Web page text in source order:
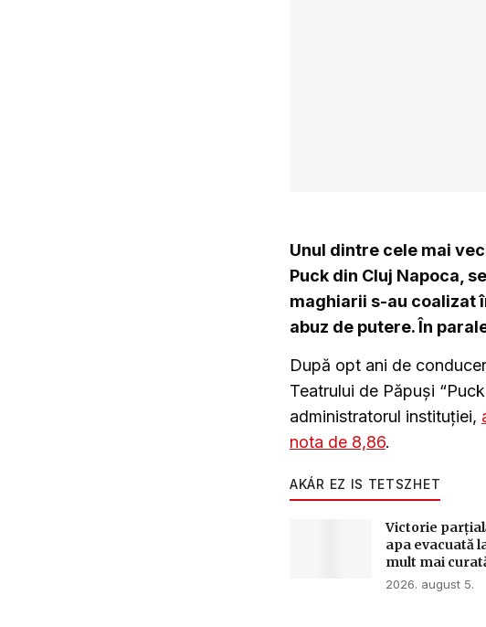
Unul dintre cele mai
Puck din Cluj Napoca,
maghiarii s-au coalizat
abuz de putere. În
După opt ani de
Teatrului de Păpuși
administratorul instituției,
nota de 8,86.
AKÁR EZ IS TETSZHET
Victorie
apa evacuată
mult mai
2026. august 5.